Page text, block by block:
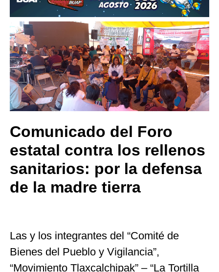
Comunicado del Foro
estatal contra los rellenos
sanitarios: por la defensa
de la madre tierra
Las y los integrantes del “Comité de
Bienes del Pueblo y Vigilancia”,
“Movimiento Tlaxcalchipak” – “La Tortilla